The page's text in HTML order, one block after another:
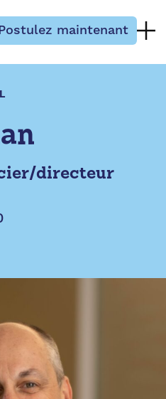
maintenant
directeur